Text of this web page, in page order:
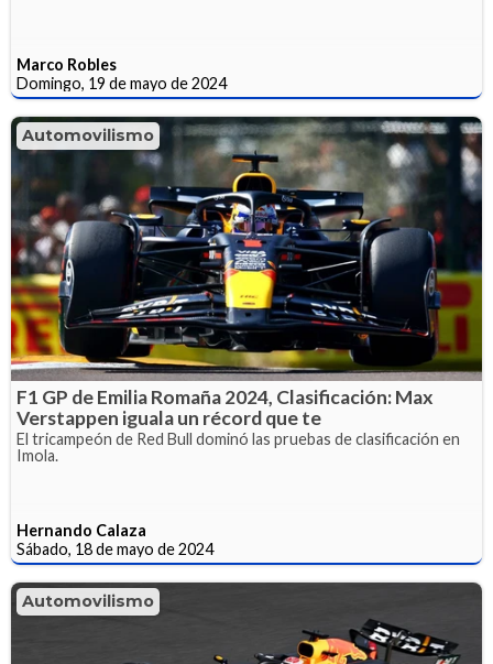
Marco Robles
Domingo, 19 de mayo de 2024
Automovilismo
F1 GP de Emilia Romaña 2024, Clasificación: Max
Verstappen iguala un récord que te
El tricampeón de Red Bull dominó las pruebas de clasificación en
Imola.
Hernando Calaza
Sábado, 18 de mayo de 2024
Automovilismo